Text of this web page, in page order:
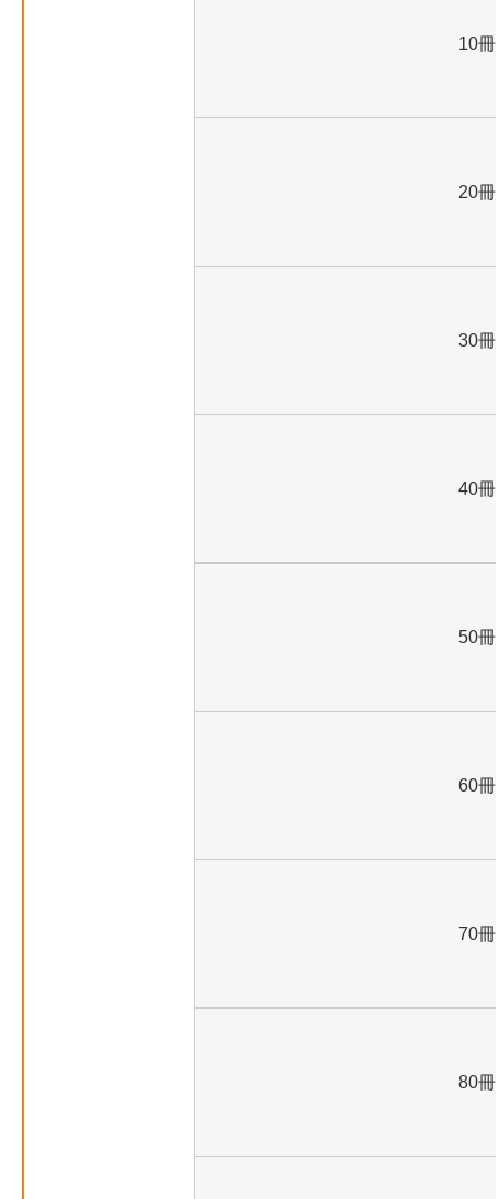
10冊
20冊
30冊
40冊
50冊
60冊
70冊
80冊